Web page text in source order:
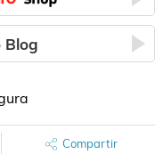
Blog
Compartir